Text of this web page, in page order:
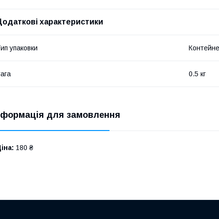
характеристики
упаковки
0.5 кг
для замовлення
180 ₴